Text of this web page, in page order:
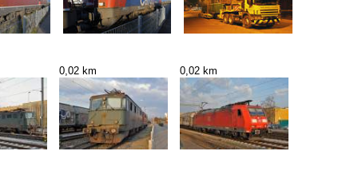
0,02 km 0,02 km